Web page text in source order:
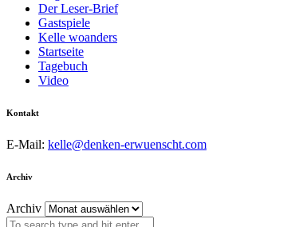
Der Leser-Brief
Gastspiele
Kelle woanders
Startseite
Tagebuch
Video
Kontakt
E-Mail: kelle@denken-erwuenscht.com
Archiv
Archiv